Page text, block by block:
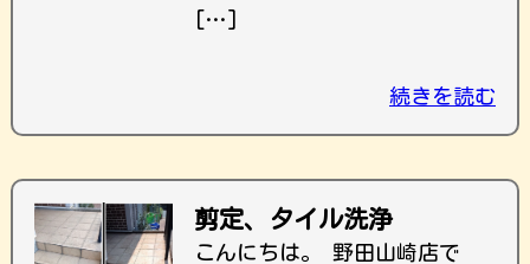
[…]
続きを読む
剪定、タイル洗浄
こんにちは。 野田山崎店で